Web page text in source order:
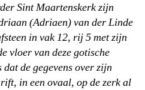
Sint Maartenskerk zijn
(Adriaen) van der Linde
in vak 12, rij 5 met zijn
vloer van deze gotische
de gegevens over zijn
in een ovaal, op de zerk al